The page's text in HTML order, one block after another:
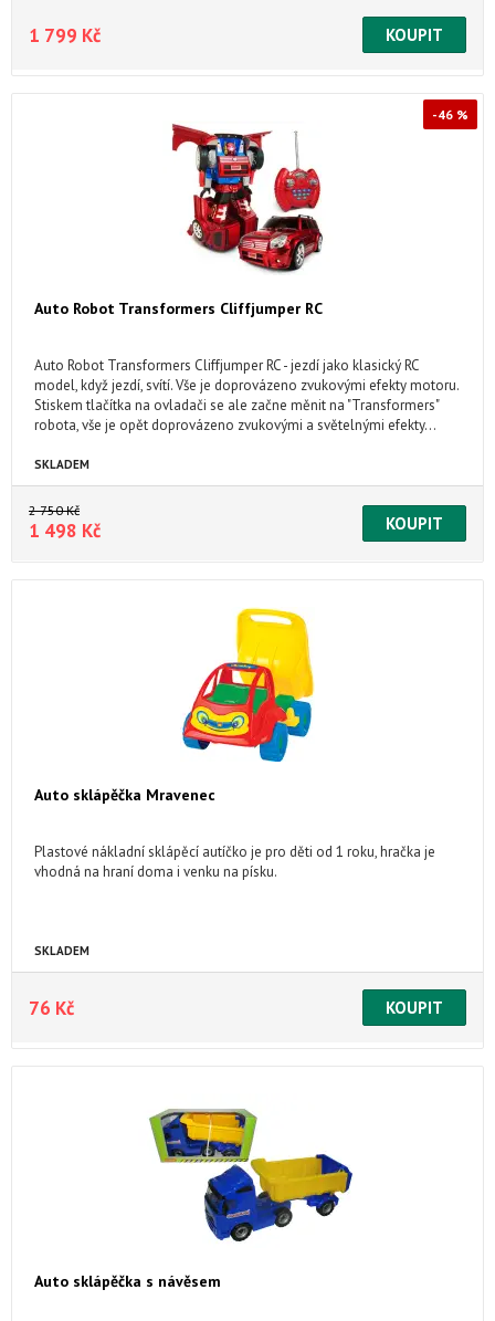
1 799 Kč
-46 %
Auto Robot Transformers Cliffjumper RC
Auto Robot Transformers Cliffjumper RC - jezdí jako klasický RC
model, když jezdí, svítí. Vše je doprovázeno zvukovými efekty motoru.
Stiskem tlačítka na ovladači se ale začne měnit na "Transformers"
robota, vše je opět doprovázeno zvukovými a světelnými efekty...
uvedením do provozu modeláře a zručné lidi je to starší zboží bez
záruky a bude určitě potřeba výměny akumulátoru baterii vhodný
pouze pro lidi co nemají problém s uvedením do provozu modeláře
a zručné lidi je to starší zboží bez záruky a bude určitě potřeba
výměny akumulátoru baterii
SKLADEM
2 750 Kč
1 498 Kč
Auto sklápěčka Mravenec
Plastové nákladní sklápěcí autíčko je pro děti od 1 roku, hračka je
vhodná na hraní doma i venku na písku.
SKLADEM
76 Kč
Auto sklápěčka s návěsem